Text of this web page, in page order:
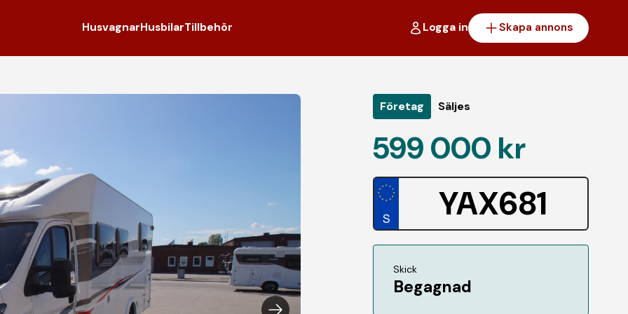
HusvagnarHusbilarTillbehör Logga in Skapa annons
Företag Säljes
599 000 kr
YAX681
Skick
Begagnad